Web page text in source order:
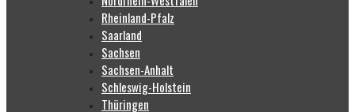
Rheinland-Pfalz
Saarland
Sachsen
Sachsen-Anhalt
Schleswig-Holstein
Thüringen